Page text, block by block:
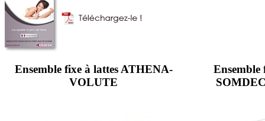
Ensemble fixe à lattes ATHENA-
VOLUTE
Ensemble